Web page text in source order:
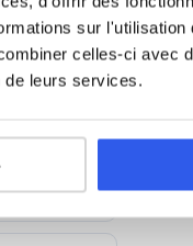
sur l'utilisation
celles-ci avec
de leurs services.